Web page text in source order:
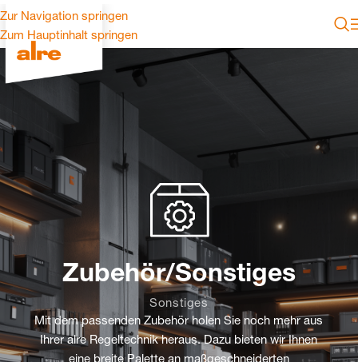
Zur Navigation springen
Zum Hauptinhalt springen
Zubehör/Sonstiges
Sonstiges
Mit dem passenden Zubehör holen Sie noch mehr aus
Ihrer alre Regeltechnik heraus. Dazu bieten wir Ihnen